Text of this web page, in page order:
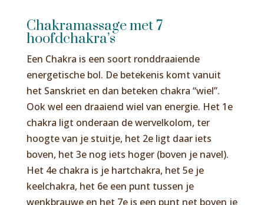
Chakramassage met 7
hoofdchakra’s
Een Chakra is een soort ronddraaiende
energetische bol. De betekenis komt vanuit
het Sanskriet en dan beteken chakra “wiel”.
Ook wel een draaiend wiel van energie. Het 1e
chakra ligt onderaan de wervelkolom, ter
hoogte van je stuitje, het 2e ligt daar iets
boven, het 3e nog iets hoger (boven je navel).
Het 4e chakra is je hartchakra, het 5e je
keelchakra, het 6e een punt tussen je
wenkbrauwe en het 7e is een punt net boven je